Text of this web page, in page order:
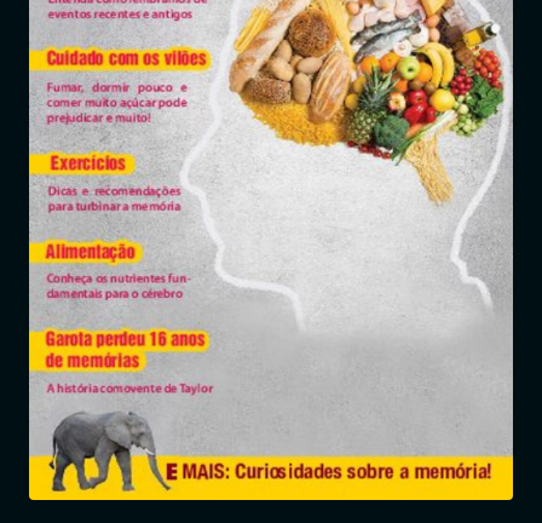
Notícias
Entrar